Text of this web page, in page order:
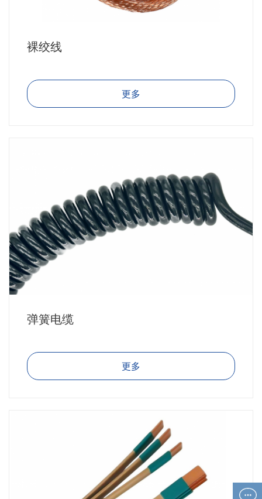
裸绞线
更多
弹簧电缆
更多